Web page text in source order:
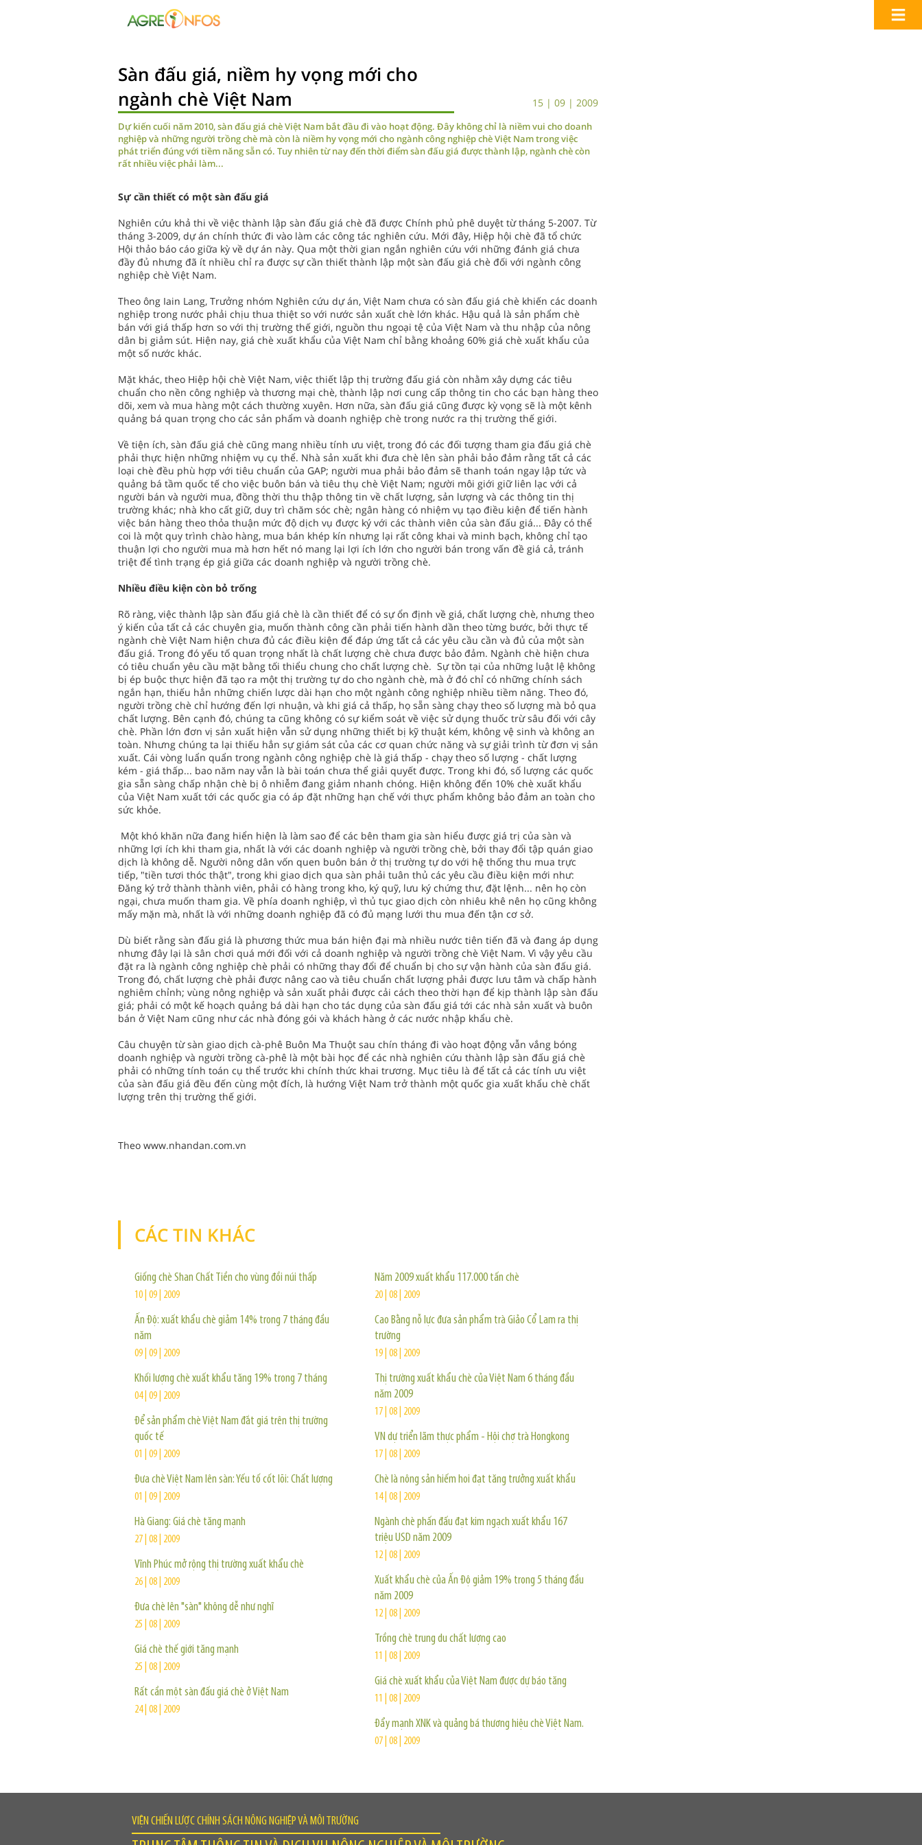
Sàn đấu giá, niềm hy vọng mới cho
ngành chè Việt Nam
15 | 09 | 2009
Dự kiến cuối năm 2010, sàn đấu giá chè Việt Nam bắt đầu đi vào hoạt động. Ðây không chỉ là niềm vui cho doanh
nghiệp và những người trồng chè mà còn là niềm hy vọng mới cho ngành công nghiệp chè Việt Nam trong việc
phát triển đúng với tiềm năng sẵn có. Tuy nhiên từ nay đến thời điểm sàn đấu giá được thành lập, ngành chè còn
rất nhiều việc phải làm...
Sự cần thiết có một sàn đấu giá
Nghiên cứu khả thi về việc thành lập sàn đấu giá chè đã được Chính phủ phê duyệt từ tháng 5-2007. Từ
tháng 3-2009, dự án chính thức đi vào làm các công tác nghiên cứu. Mới đây, Hiệp hội chè đã tổ chức
Hội thảo báo cáo giữa kỳ về dự án này. Qua một thời gian ngắn nghiên cứu với những đánh giá chưa
đầy đủ nhưng đã ít nhiều chỉ ra được sự cần thiết thành lập một sàn đấu giá chè đối với ngành công
nghiệp chè Việt Nam.
Theo ông Iain Lang, Trưởng nhóm Nghiên cứu dự án, Việt Nam chưa có sàn đấu giá chè khiến các doanh
nghiệp trong nước phải chịu thua thiệt so với nước sản xuất chè lớn khác. Hậu quả là sản phẩm chè
bán với giá thấp hơn so với thị trường thế giới, nguồn thu ngoại tệ của Việt Nam và thu nhập của nông
dân bị giảm sút. Hiện nay, giá chè xuất khẩu của Việt Nam chỉ bằng khoảng 60% giá chè xuất khẩu của
một số nước khác.
Mặt khác, theo Hiệp hội chè Việt Nam, việc thiết lập thị trường đấu giá còn nhằm xây dựng các tiêu
chuẩn cho nền công nghiệp và thương mại chè, thành lập nơi cung cấp thông tin cho các bạn hàng theo
dõi, xem và mua hàng một cách thường xuyên. Hơn nữa, sàn đấu giá cũng được kỳ vọng sẽ là một kênh
quảng bá quan trọng cho các sản phẩm và doanh nghiệp chè trong nước ra thị trường thế giới.
Về tiện ích, sàn đấu giá chè cũng mang nhiều tính ưu việt, trong đó các đối tượng tham gia đấu giá chè
phải thực hiện những nhiệm vụ cụ thể. Nhà sản xuất khi đưa chè lên sàn phải bảo đảm rằng tất cả các
loại chè đều phù hợp với tiêu chuẩn của GAP; người mua phải bảo đảm sẽ thanh toán ngay lập tức và
quảng bá tầm quốc tế cho việc buôn bán và tiêu thụ chè Việt Nam; người môi giới giữ liên lạc với cả
người bán và người mua, đồng thời thu thập thông tin về chất lượng, sản lượng và các thông tin thị
trường khác; nhà kho cất giữ, duy trì chăm sóc chè; ngân hàng có nhiệm vụ tạo điều kiện để tiến hành
việc bán hàng theo thỏa thuận mức độ dịch vụ được ký với các thành viên của sàn đấu giá... Ðây có thể
coi là một quy trình chào hàng, mua bán khép kín nhưng lại rất công khai và minh bạch, không chỉ tạo
thuận lợi cho người mua mà hơn hết nó mang lại lợi ích lớn cho người bán trong vấn đề giá cả, tránh
triệt để tình trạng ép giá giữa các doanh nghiệp và người trồng chè.
Nhiều điều kiện còn bỏ trống
Rõ ràng, việc thành lập sàn đấu giá chè là cần thiết để có sự ổn định về giá, chất lượng chè, nhưng theo
ý kiến của tất cả các chuyên gia, muốn thành công cần phải tiến hành dần theo từng bước, bởi thực tế
ngành chè Việt Nam hiện chưa đủ các điều kiện để đáp ứng tất cả các yêu cầu cần và đủ của một sàn
đấu giá. Trong đó yếu tố quan trọng nhất là chất lượng chè chưa được bảo đảm. Ngành chè hiện chưa
có tiêu chuẩn yêu cầu mặt bằng tối thiểu chung cho chất lượng chè. Sự tồn tại của những luật lệ không
bị ép buộc thực hiện đã tạo ra một thị trường tự do cho ngành chè, mà ở đó chỉ có những chính sách
ngắn hạn, thiếu hẳn những chiến lược dài hạn cho một ngành công nghiệp nhiều tiềm năng. Theo đó,
người trồng chè chỉ hướng đến lợi nhuận, và khi giá cả thấp, họ sẵn sàng chạy theo số lượng mà bỏ qua
chất lượng. Bên cạnh đó, chúng ta cũng không có sự kiểm soát về việc sử dụng thuốc trừ sâu đối với cây
chè. Phần lớn đơn vị sản xuất hiện vẫn sử dụng những thiết bị kỹ thuật kém, không vệ sinh và không an
toàn. Nhưng chúng ta lại thiếu hẳn sự giám sát của các cơ quan chức năng và sự giải trình từ đơn vị sản
xuất. Cái vòng luẩn quẩn trong ngành công nghiệp chè là giá thấp - chạy theo số lượng - chất lượng
kém - giá thấp... bao năm nay vẫn là bài toán chưa thể giải quyết được. Trong khi đó, số lượng các quốc
gia sẵn sàng chấp nhận chè bị ô nhiễm đang giảm nhanh chóng. Hiện không đến 10% chè xuất khẩu
của Việt Nam xuất tới các quốc gia có áp đặt những hạn chế với thực phẩm không bảo đảm an toàn cho
sức khỏe.
Một khó khăn nữa đang hiển hiện là làm sao để các bên tham gia sàn hiểu được giá trị của sàn và
những lợi ích khi tham gia, nhất là với các doanh nghiệp và người trồng chè, bởi thay đổi tập quán giao
dịch là không dễ. Người nông dân vốn quen buôn bán ở thị trường tự do với hệ thống thu mua trực
tiếp, "tiền tươi thóc thật", trong khi giao dịch qua sàn phải tuân thủ các yêu cầu điều kiện mới như:
Ðăng ký trở thành thành viên, phải có hàng trong kho, ký quỹ, lưu ký chứng thư, đặt lệnh... nên họ còn
ngại, chưa muốn tham gia. Về phía doanh nghiệp, vì thủ tục giao dịch còn nhiêu khê nên họ cũng không
mấy mặn mà, nhất là với những doanh nghiệp đã có đủ mạng lưới thu mua đến tận cơ sở.
Dù biết rằng sàn đấu giá là phương thức mua bán hiện đại mà nhiều nước tiên tiến đã và đang áp dụng
nhưng đây lại là sân chơi quá mới đối với cả doanh nghiệp và người trồng chè Việt Nam. Vì vậy yêu cầu
đặt ra là ngành công nghiệp chè phải có những thay đổi để chuẩn bị cho sự vận hành của sàn đấu giá.
Trong đó, chất lượng chè phải được nâng cao và tiêu chuẩn chất lượng phải được lưu tâm và chấp hành
nghiêm chỉnh; vùng nông nghiệp và sản xuất phải được cải cách theo thời hạn để kịp thành lập sàn đấu
giá; phải có một kế hoạch quảng bá dài hạn cho tác dụng của sàn đấu giá tới các nhà sản xuất và buôn
bán ở Việt Nam cũng như các nhà đóng gói và khách hàng ở các nước nhập khẩu chè.
Câu chuyện từ sàn giao dịch cà-phê Buôn Ma Thuột sau chín tháng đi vào hoạt động vẫn vắng bóng
doanh nghiệp và người trồng cà-phê là một bài học để các nhà nghiên cứu thành lập sàn đấu giá chè
phải có những tính toán cụ thể trước khi chính thức khai trương. Mục tiêu là để tất cả các tính ưu việt
của sàn đấu giá đều đến cùng một đích, là hướng Việt Nam trở thành một quốc gia xuất khẩu chè chất
lượng trên thị trường thế giới.
Theo www.nhandan.com.vn
CÁC TIN KHÁC
Giống chè Shan Chất Tiền cho vùng đồi núi thấp
10 | 09 | 2009
Ấn Độ: xuất khẩu chè giảm 14% trong 7 tháng đầu
năm
09 | 09 | 2009
Khối lượng chè xuất khẩu tăng 19% trong 7 tháng
04 | 09 | 2009
Để sản phẩm chè Việt Nam đắt giá trên thị trường
quốc tế
01 | 09 | 2009
Đưa chè Việt Nam lên sàn: Yếu tố cốt lõi: Chất lượng
01 | 09 | 2009
Hà Giang: Giá chè tăng mạnh
27 | 08 | 2009
Vĩnh Phúc mở rộng thị trường xuất khẩu chè
26 | 08 | 2009
Đưa chè lên "sàn" không dễ như nghĩ
25 | 08 | 2009
Giá chè thế giới tăng mạnh
25 | 08 | 2009
Rất cần một sàn đấu giá chè ở Việt Nam
24 | 08 | 2009
Năm 2009 xuất khẩu 117.000 tấn chè
20 | 08 | 2009
Cao Bằng nỗ lực đưa sản phẩm trà Giảo Cổ Lam ra thị
trường
19 | 08 | 2009
Thị trường xuất khẩu chè của Việt Nam 6 tháng đầu
năm 2009
17 | 08 | 2009
VN dự triển lãm thực phẩm - Hội chợ trà Hongkong
17 | 08 | 2009
Chè là nông sản hiếm hoi đạt tăng trưởng xuất khẩu
14 | 08 | 2009
Ngành chè phấn đấu đạt kim ngạch xuất khẩu 167
triệu USD năm 2009
12 | 08 | 2009
Xuất khẩu chè của Ấn Độ giảm 19% trong 5 tháng đầu
năm 2009
12 | 08 | 2009
Trồng chè trung du chất lượng cao
11 | 08 | 2009
Giá chè xuất khẩu của Việt Nam được dự báo tăng
11 | 08 | 2009
Đẩy mạnh XNK và quảng bá thương hiệu chè Việt Nam.
07 | 08 | 2009
VIỆN CHIẾN LƯỢC CHÍNH SÁCH NÔNG NGHIỆP VÀ MÔI TRƯỜNG